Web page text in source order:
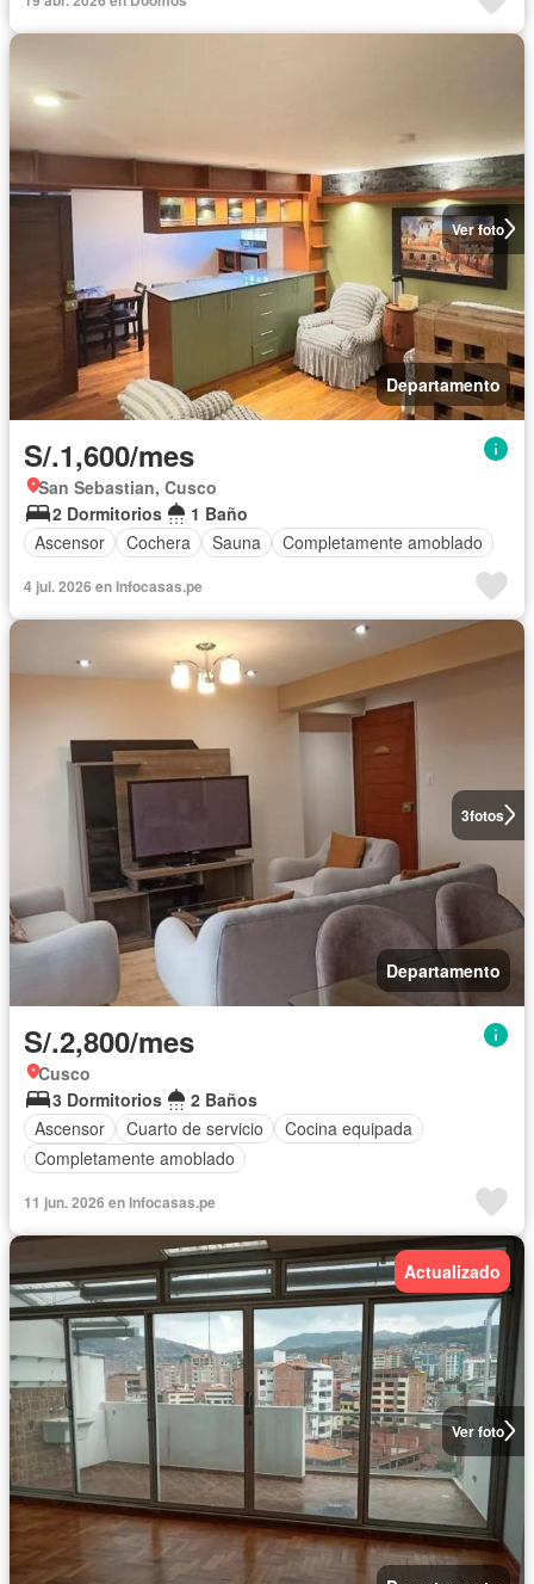
Ver foto
Departamento
S/.1,600/mes
San Sebastian, Cusco
2 Dormitorios
1 Baño
Ascensor
Cochera Sauna Completamente amoblado
4 jul. 2026 en Infocasas.pe
3fotos
Departamento
S/.2,800/mes
Cusco
3 Dormitorios
2 Baños
Ascensor
Cuarto de servicio
Cocina equipada
Completamente amoblado
11 jun. 2026 en Infocasas.pe
Ver foto
Actualizado